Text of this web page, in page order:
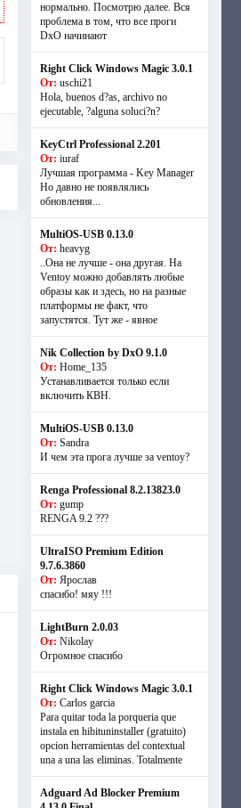
нормально. Посмотрю далее. Вся
проблема в том, что все проги
DxO начинают
Right Click Windows Magic 3.0.1
От: uschi21
Hola, buenos d?as, archivo no
ejecutable, ?alguna soluci?n?
KeyCtrl Professional 2.201
От: iuraf
Лучшая программа - Key Manager
Но давно не появлялись
обновления...
MultiOS-USB 0.13.0
От: heavyg
..Она не лучше - она другая. На
Ventoy можно добавлять любые
образы как и здесь, но на разные
платформы не факт, что
запустятся. Тут же - явное
Nik Collection by DxO 9.1.0
От: Home_135
Устанавливается только если
включить КВН.
MultiOS-USB 0.13.0
От: Sandra
И чем эта прога лучше за ventoy?
Renga Professional 8.2.13823.0
От: gump
RENGA 9.2 ???
UltraISO Premium Edition
9.7.6.3860
От: Ярослав
спасибо! мяу !!!
LightBurn 2.0.03
От: Nikolay
Огромное спасибо
Right Click Windows Magic 3.0.1
От: Carlos garcia
Para quitar toda la porqueria que
instala en hibituninstaller (gratuito)
opcion herramientas del contextual
una a una las eliminas. Totalmente
Adguard Ad Blocker Premium